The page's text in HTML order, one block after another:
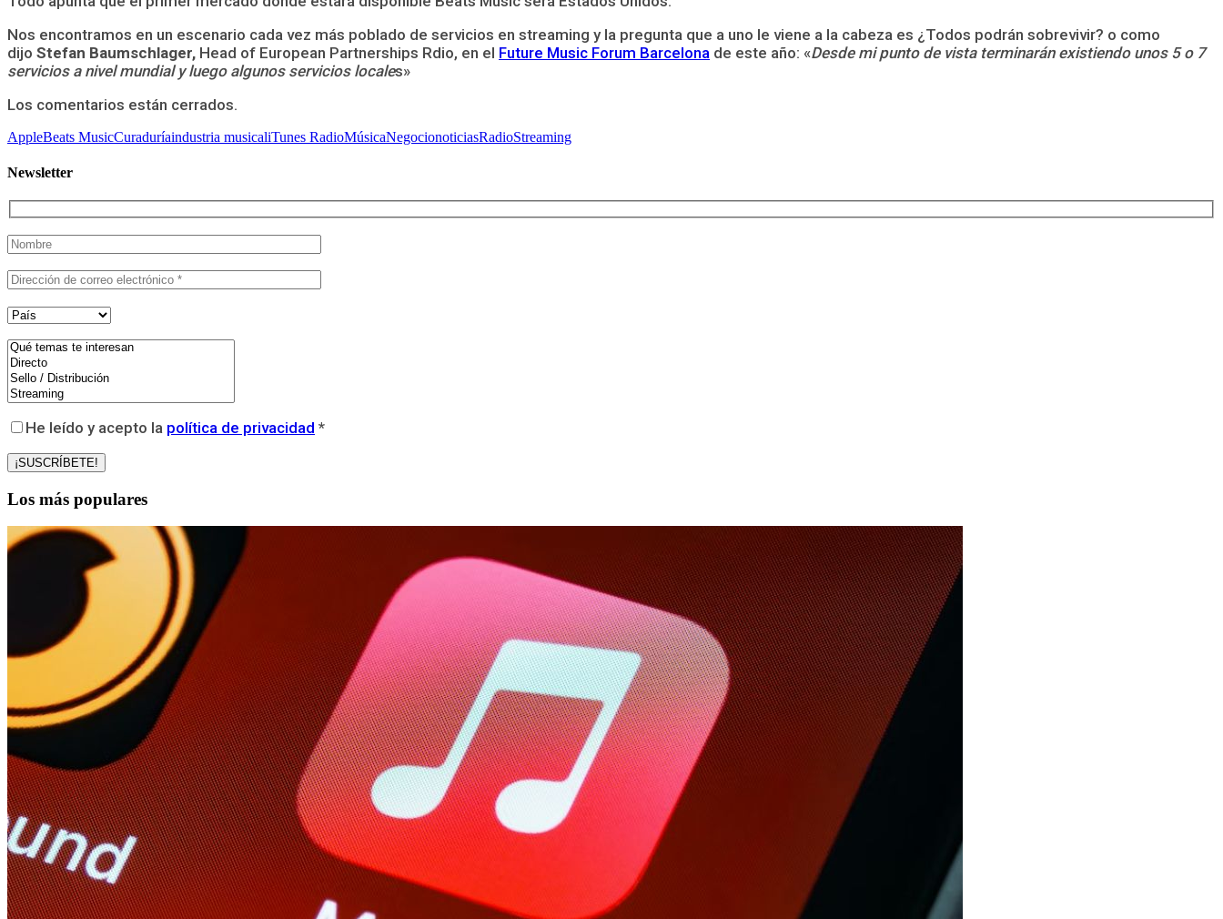
Nos encontramos en un escenario cada vez más poblado de servicios en streaming y la pregunta que a uno le viene a la cabeza es ¿Todos podrán sobrevivir? o como
dijo Stefan Baumschlager, Head of European Partnerships Rdio, en el Future Music Forum Barcelona de este año: «Desde mi punto de vista terminarán existiendo unos 5 o 7
servicios a nivel mundial y luego algunos servicios locales»
Los comentarios están cerrados.
AppleBeats MusicCuraduríaindustria musicaliTunes RadioMúsicaNegocionoticiasRadioStreaming
Newsletter
He leído y acepto la política de privacidad *
Los más populares